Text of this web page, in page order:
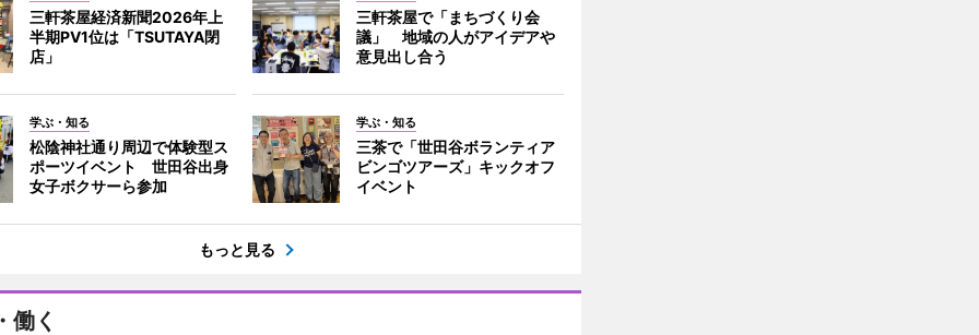
三軒茶屋経済新聞2026年上
半期PV1位は「TSUTAYA閉
店」
三軒茶屋で「まちづくり会
議」 地域の人がアイデアや
意見出し合う
学ぶ・知る
松陰神社通り周辺で体験型ス
ポーツイベント 世田谷出身
女子ボクサーら参加
学ぶ・知る
三茶で「世田谷ボランティア
ビンゴツアーズ」キックオフ
イベント
もっと見る
働く